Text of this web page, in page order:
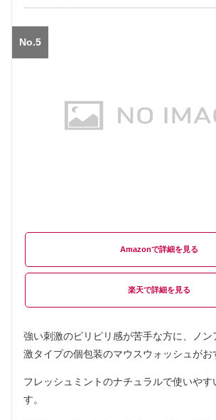
No.5
Amazon
楽天
強い刺激のピリピリ感が苦手な方に、ノン
激タイプの個包装のマウスウォッシュがお
フレッシュミントのナチュラルで使いやす
す。